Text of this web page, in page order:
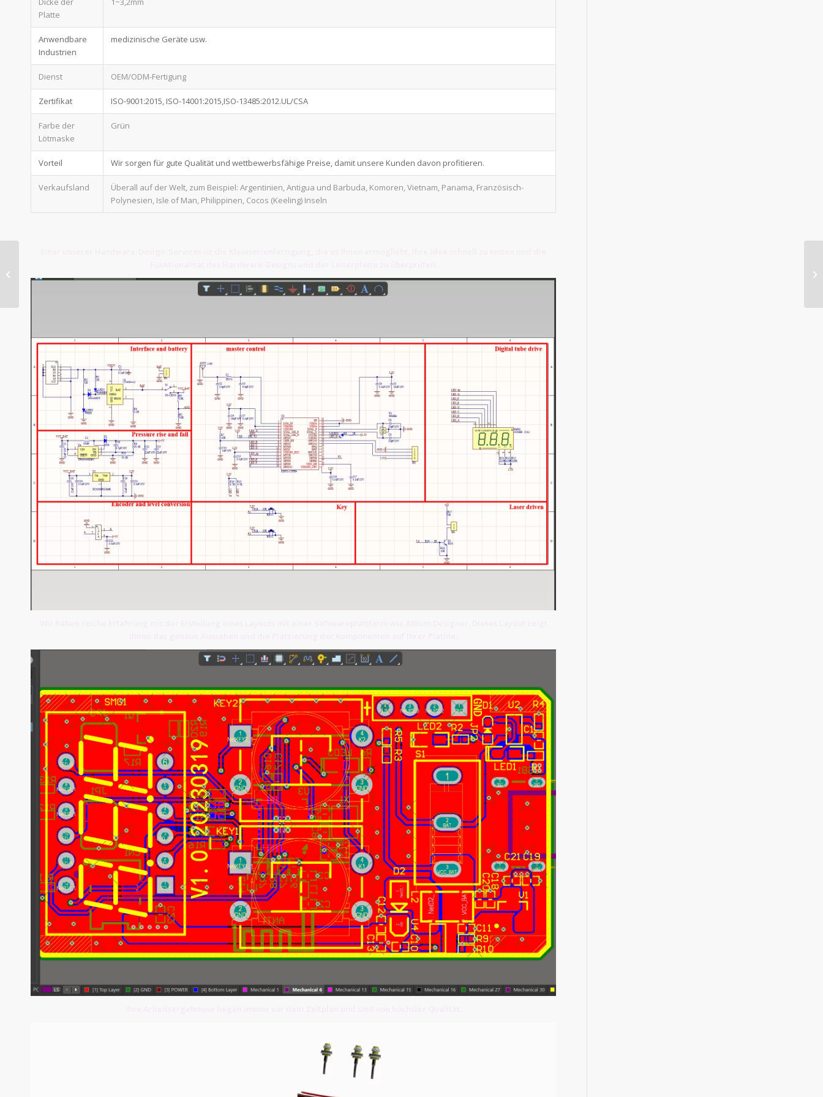
Platte
Anwendbare
Industrien
medizinische Geräte usw.
Dienst OEM/ODM-Fertigung
Zertifikat ISO-9001:2015, ISO-14001:2015,ISO-13485:2012.UL/CSA
Farbe der
Lötmaske
Grün
Vorteil Wir sorgen für gute Qualität und wettbewerbsfähige Preise, damit unsere Kunden davon profitieren.
Verkaufsland
Überall auf der Welt, zum Beispiel: Argentinien, Antigua und Barbuda, Komoren, Vietnam, Panama, Französisch-
Polynesien, Isle of Man, Philippinen, Cocos (Keeling) Inseln
Leiterplattenverbinder